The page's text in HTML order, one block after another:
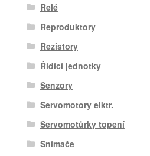
Relé
Reproduktory
Rezistory
Řídící jednotky
Senzory
Servomotory elktr.
Servomotůrky topení
Snímače